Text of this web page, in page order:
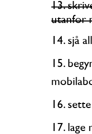
13. skrive ein tekst/eit blogginnlegg som er
utanfor
14. sjå
16.
17.